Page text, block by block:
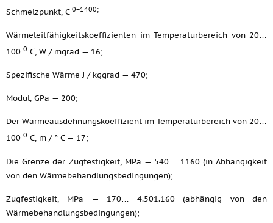
Schmelzpunkt, C 0−1400;
Wärmeleitfähigkeitskoeffizienten im Temperaturbereich von 20…
100 0 C, W / mgrad — 16;
Spezifische Wärme J / kggrad — 470;
Modul, GPa — 200;
Der Wärmeausdehnungskoeffizient im Temperaturbereich von 20…
100 0 C, m / ° C — 17;
Die Grenze der Zugfestigkeit, MPa — 540… 1160 (in Abhängigkeit
von den Wärmebehandlungsbedingungen);
Zugfestigkeit, MPa — 170… 4.501.160 (abhängig von den
Wärmebehandlungsbedingungen);